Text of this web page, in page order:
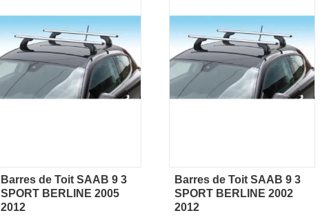
Aperçu rapide
Barres de Toit SAAB 9 3
SPORT BERLINE 2005
2012
Aperçu rapide
Barres de Toit SAAB 9 3
SPORT BERLINE 2002
2012